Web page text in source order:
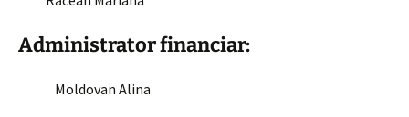
Administrator financiar:
Moldovan Alina